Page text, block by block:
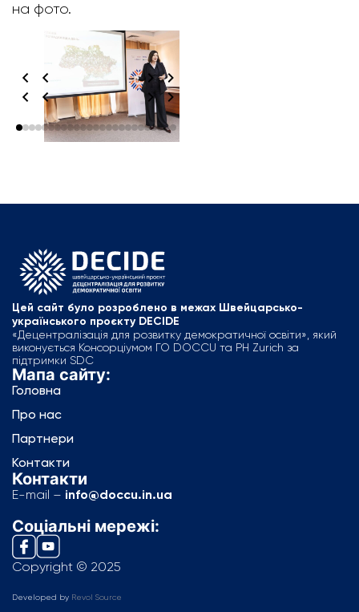
на фото.
Цей сайт було розроблено в межах Швейцарсько-
українського проєкту DECIDE
«Децентралізація для розвитку демократичної освіти», який
виконується Консорціумом ГО DOCCU та PH Zurich за
підтримки SDC
Мапа сайту:
Головна
Про нас
Партнери
Контакти
Контакти
E-mail – info@doccu.in.ua
Соціальні мережі:
Copyright © 2025
Developed by Revol Source